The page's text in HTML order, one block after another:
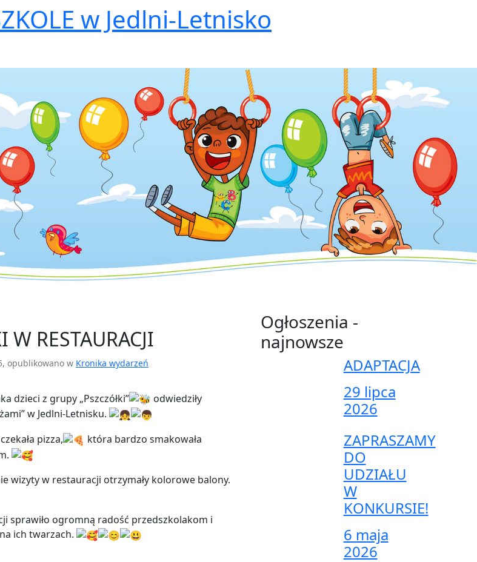
w Jedlni-Letnisko
W RESTAURACJI
opublikowano w Kronika wydarzeń
dzieci z grupy „Pszczółki”
odwiedziły
w Jedlni-Letnisku.
pizza,
która bardzo smakowała
wizyty w restauracji otrzymały kolorowe balony.
sprawiło ogromną radość przedszkolakom i
ich twarzach.
Ogłoszenia -
najnowsze
ADAPTACJA
29 lipca
2026
ZAPRASZAMY
DO
UDZIAŁU
W
KONKURSIE!
6 maja
2026